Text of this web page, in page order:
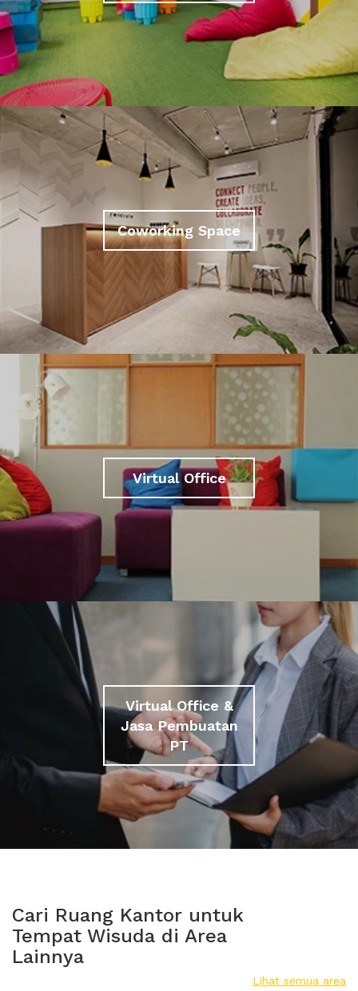
Coworking Space
Virtual Office
Virtual Office &
Jasa Pembuatan
PT
Cari Ruang Kantor untuk
Tempat Wisuda di Area
Lainnya
Lihat semua area